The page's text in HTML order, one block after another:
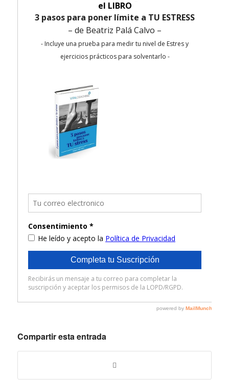
Compartir esta entrada